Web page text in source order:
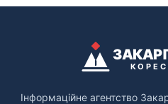
Інформаційне агентство